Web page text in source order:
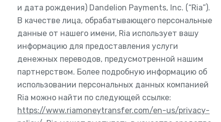
и дата рождения) Dandelion Payments, Inc. (“Ria”).
В качестве лица, обрабатывающего персональные
данные от нашего имени, Ria использует вашу
информацию для предоставления услуги
денежных переводов, предусмотренной нашим
партнерством. Более подробную информацию об
использовании персональных данных компанией
Ria можно найти по следующей ссылке:
https://www.riamoneytransfer.com/en-us/privacy-